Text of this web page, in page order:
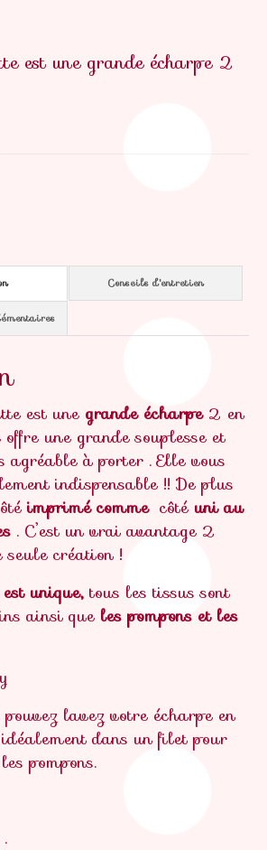
est une grande écharpe 2
Conseils d'entretien
est une grande écharpe2 en
offre une grande souplesse et
agréable à porter . Elle vous
indispensable !! De plus
imprimé comme côté uni au
. C’est un vrai avantage 2
seule création !
unique, tous les tissus sont
ainsi que les pompons et les
lavez votre écharpe en
dans un filet pour
pompons.